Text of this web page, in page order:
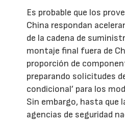
Es probable que los
China respondan
de la cadena de
montaje final fuera de
proporción de
preparando solicitudes
condicional’ para los
Sin embargo, hasta que
agencias de seguridad